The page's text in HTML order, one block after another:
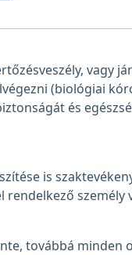
vagy
(biológiai
és
is
személy
továbbá minden